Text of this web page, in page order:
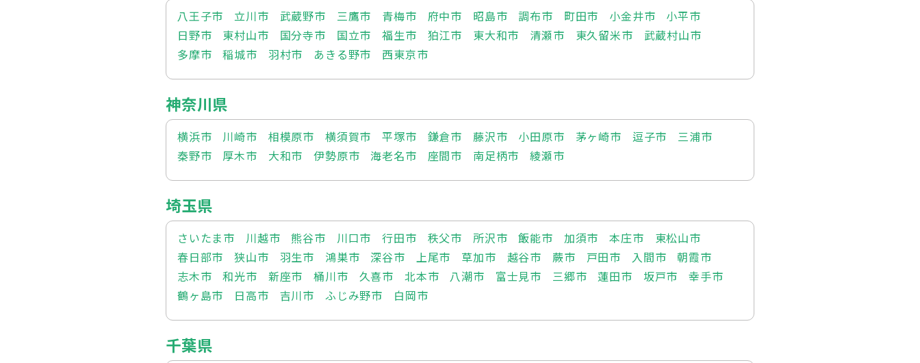
八王子市
立川市 武蔵野市 三鷹市 青梅市 府中市 昭島市 調布市 町田市 小金井市
小平市
日野市
東村山市 国分寺市 国立市 福生市 狛江市 東大和市 清瀬市 東久留米市
武蔵村山市
多摩市
稲城市 羽村市 あきる野市 西東京市
神奈川県
横浜市 川崎市 相模原市 横須賀市 平塚市 鎌倉市 藤沢市 小田原市 茅ヶ崎市 逗子市
三浦市
秦野市
厚木市 大和市 伊勢原市 海老名市 座間市 南足柄市 綾瀬市
埼玉県
さいたま市 川越市 熊谷市 川口市 行田市 秩父市 所沢市 飯能市 加須市 本庄市
東松山市
春日部市
狭山市 羽生市 鴻巣市 深谷市 上尾市 草加市 越谷市 蕨市 戸田市 入間市
朝霞市
志木市
和光市 新座市 桶川市 久喜市 北本市 八潮市 富士見市 三郷市 蓮田市 坂戸市
幸手市
鶴ヶ島市
日高市 吉川市 ふじみ野市 白岡市
千葉県